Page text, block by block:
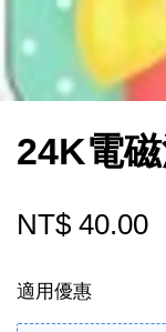
24K電
NT$ 40.00
適用優惠